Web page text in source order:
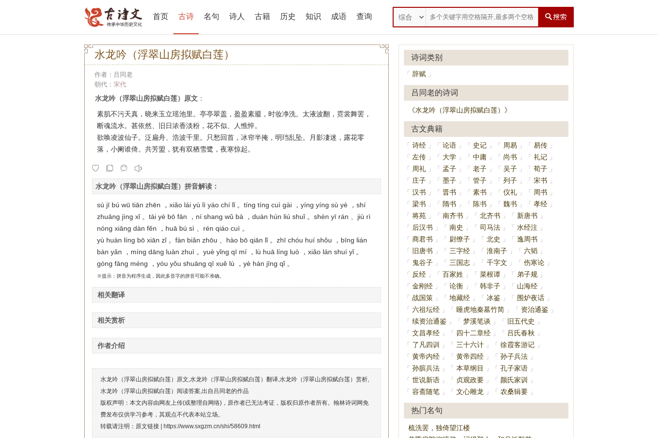
首页 古诗 名句 诗人 古籍 历史 知识 成语 查询
水龙吟（浮翠山房拟赋白莲）
作者：吕同老
朝代： 宋代
水龙吟（浮翠山房拟赋白莲）原文 ：
素肌不污天真，晓来玉立瑶池里。亭亭翠盖，盈盈素靥，时妆净洗。太液波翻，霓裳舞罢，
断魂流水。甚依然、旧日浓香淡粉，花不似、人憔悴。
欲唤凌波仙子。泛扁舟、浩波千里。只愁回首，冰帘半掩，明珰乱坠。月影凄迷，露花零
落，小阑谁倚。共芳盟，犹有双栖雪鹭，夜寒惊起。
水龙吟（浮翠山房拟赋白莲）拼音解读 ：
sù jī bú wū tiān zhēn ，xiǎo lái yù lì yáo chí lǐ 。tíng tíng cuì gài ，yíng yíng sù yè ，shí
zhuāng jìng xǐ 。tài yè bō fān ，ní shang wǔ bà ，duàn hún liú shuǐ 。shèn yī rán 、jiù rì
nóng xiāng dàn fěn ，huā bú sì 、rén qiáo cuì 。
yù huàn líng bō xiān zǐ 。fàn biǎn zhōu 、hào bō qiān lǐ 。zhī chóu huí shǒu ，bīng lián
bàn yǎn ，míng dāng luàn zhuì 。yuè yǐng qī mí ，lù huā líng luò ，xiǎo lán shuí yǐ 。
gòng fāng méng ，yóu yǒu shuāng qī xuě lù ，yè hán jīng qǐ 。
※提示：拼音为程序生成，因此多音字的拼音可能不准确。
相关翻译
相关赏析
作者介绍
水龙吟（浮翠山房拟赋白莲）原文,水龙吟（浮翠山房拟赋白莲）翻译,水龙吟（浮翠山房拟赋白莲）赏析,
水龙吟（浮翠山房拟赋白莲）阅读答案,出自吕同老的作品
版权声明：本文内容由网友上传(或整理自网络)，原作者已无法考证，版权归原作者所有。翰林诗词网免
费发布仅供学习参考，其观点不代表本站立场。
转载请注明：原文链接 |
https://www.sxgzm.cn/shi/58609.html
诗词类别
「 辞赋 」
吕同老的诗词
《水龙吟（浮翠山房拟赋白莲）》
古文典籍
「 诗经 」 「 论语 」 「 史记 」 「 周易 」 「 易传 」
「
左传 」 「 大学 」 「 中庸 」 「 尚书 」 「 礼记 」
「
周礼 」 「 孟子 」 「 老子 」 「 吴子 」 「 荀子 」
「
庄子 」 「 墨子 」 「 管子 」 「 列子 」 「 宋书
」
「 汉书 」 「 晋书 」 「 素书 」 「 仪礼 」 「 周书
」
「 梁书 」 「 隋书 」 「 陈书 」 「 魏书 」 「 孝经 」
「 将苑 」 「 南齐书 」 「 北齐书 」 「 新唐书
」
「
后汉书 」 「 南史 」 「 司马法 」 「 水经注
」
「 商君书 」 「 尉缭子 」 「 北史 」 「 逸周书
」
「
旧唐书 」 「 三字经 」 「 淮南子 」 「 六韬 」
「
鬼谷子 」 「 三国志 」 「 千字文 」 「 伤寒论 」
「
反经 」 「 百家姓 」 「 菜根谭 」 「 弟子规 」
「 金刚经 」 「 论衡 」 「 韩非子 」 「 山海经 」
「 战国策 」 「 地藏经 」 「 冰鉴 」 「 围炉夜话 」
「 六祖坛经 」 「 睡虎地秦墓竹简 」 「 资治通鉴 」
「 续资治通鉴 」 「 梦溪笔谈 」 「 旧五代史
」
「 文昌孝经 」 「 四十二章经 」 「 吕氏春秋
」
「
了凡四训 」 「 三十六计 」 「 徐霞客游记 」
「 黄帝内经 」 「 黄帝四经 」 「 孙子兵法 」
「 孙膑兵法 」 「 本草纲目 」 「 孔子家语 」
「 世说新语 」 「 贞观政要 」 「 颜氏家训
」
「 容斋随笔 」 「 文心雕龙 」 「 农桑辑要 」
热门名句
梳洗罢，独倚望江楼